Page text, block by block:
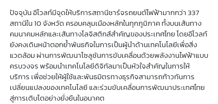
ปัจจุบัน อีโวลท์มีจุดให้บริการสถานีชาร์จรถยนต์ไฟฟ้ามากกว่า 337
สถานีใน 10 จังหวัด ครอบคลุมเมืองหลักในทุกภูมิภาค ทั้งบนเส้นทาง
คมนาคมหลักและเส้นทางโลจิสติกส์สำคัญของประเทศไทย โดยอีโวลท์
ยังคงเดินหน้าตอกย้ำพันธกิจในการเป็นผู้นำด้านเทคโนโลยีเพื่อสิ่ง
แวดล้อม ผ่านการพัฒนาโซลูชันการขับเคลื่อนด้วยพลังงานไฟฟ้าแบบ
ครบวงจร พร้อมนำเทคโนโลยีดิจิทัลมาเป็นหัวใจสำคัญในการให้
บริการ เพื่อช่วยให้ผู้ใช้และพันธมิตรทางธุรกิจสามารถก้าวทันการ
เปลี่ยนแปลงของเทคโนโลยี และร่วมขับเคลื่อนการพัฒนาประเทศไทย
สู่การเติบโตอย่างยั่งยืนในอนาคต